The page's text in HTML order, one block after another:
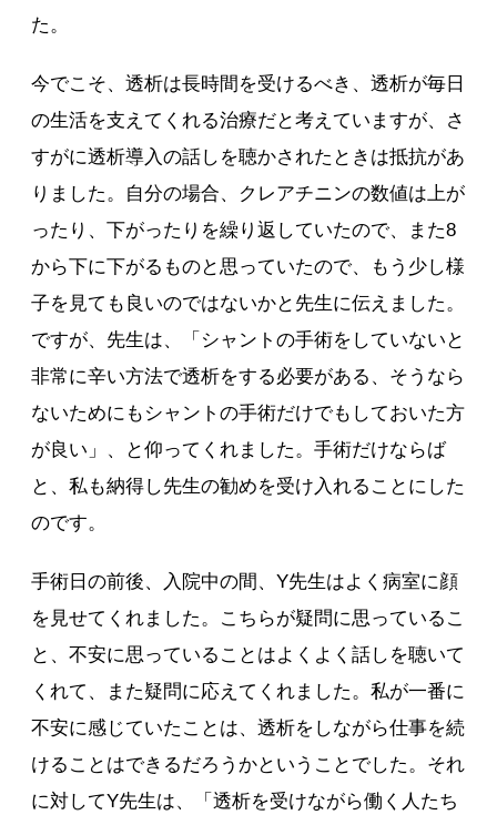
た。
今でこそ、透析は長時間を受けるべき、透析が毎日
の生活を支えてくれる治療だと考えていますが、さ
すがに透析導入の話しを聴かされたときは抵抗があ
りました。自分の場合、クレアチニンの数値は上が
ったり、下がったりを繰り返していたので、また8
から下に下がるものと思っていたので、もう少し様
子を見ても良いのではないかと先生に伝えました。
ですが、先生は、「シャントの手術をしていないと
非常に辛い方法で透析をする必要がある、そうなら
ないためにもシャントの手術だけでもしておいた方
が良い」、と仰ってくれました。手術だけならば
と、私も納得し先生の勧めを受け入れることにした
のです。
手術日の前後、入院中の間、Y先生はよく病室に顔
を見せてくれました。こちらが疑問に思っているこ
と、不安に思っていることはよくよく話しを聴いて
くれて、また疑問に応えてくれました。私が一番に
不安に感じていたことは、透析をしながら仕事を続
けることはできるだろうかということでした。それ
に対してY先生は、「透析を受けながら働く人たち